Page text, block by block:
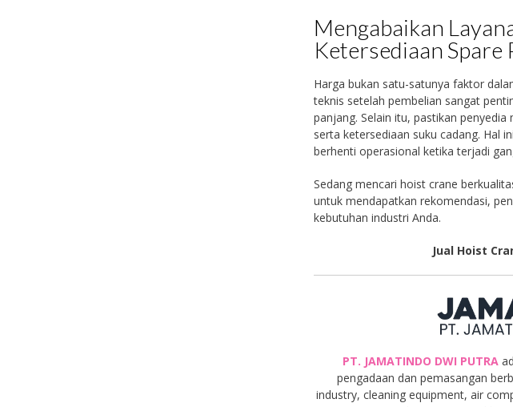
Mengabaikan
Ketersediaan Spare
Harga bukan satu-satunya faktor
teknis setelah pembelian sangat
panjang. Selain itu, pastikan
serta ketersediaan suku cadang. Hal
berhenti operasional ketika terjadi
Sedang mencari hoist crane
untuk mendapatkan rekomendasi,
kebutuhan industri Anda.
Jual Hoist
PT. JAMATINDO DWI PUTRA
pengadaan dan pemasangan
industry, cleaning equipment, air